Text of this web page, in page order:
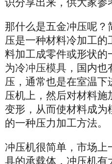
那什么是五金冲压呢
压是一种材料冷加工
料加工成零件或形状
为冷冲压模具 ，国内
压，通常也是在室温
压机上，然后对材料
变形，从而使材料成
的一种压力加工方法。
冲压机很简单，市场
具的承载体，冲压机